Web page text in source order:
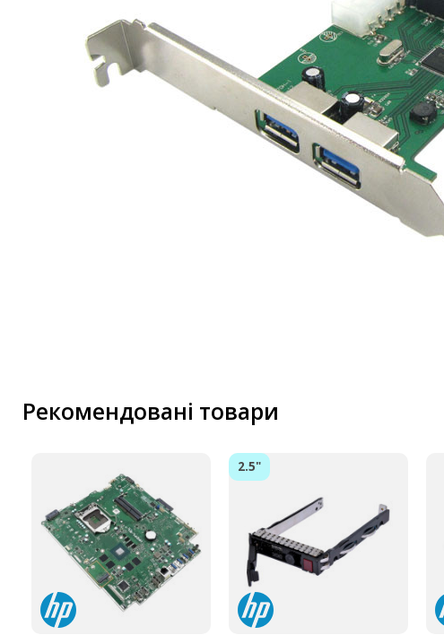
Материнські плати
Жорсткі диски та SSD
SAS диски
Маршрутизатори та комутатори
Кабелі та роз'єми
Аксесуари
Хаби і кардридери
Фильтри та стабілізатори
Павербанки
Кабелі, роз'єми, перехідники
Аксесуари для ноутбуків
Рекомендовані товари
2.5"